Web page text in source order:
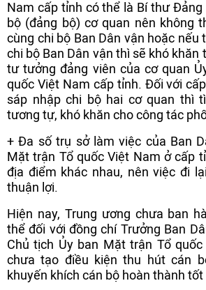
Nam cấp tỉnh có thể là Bí thư Đảng
bộ (đảng bộ) cơ quan nên không
cùng chi bộ Ban Dân vận hoặc nếu
chi bộ Ban Dân vận thì sẽ khó khăn
tư tưởng đảng viên của cơ quan
quốc Việt Nam cấp tỉnh. Đối với
sáp nhập chi bộ hai cơ quan thì
tương tự, khó khăn cho công tác
+ Đa số trụ sở làm việc của Ban
Mặt trận Tổ quốc Việt Nam ở cấp
địa điểm khác nhau, nên việc đi
thuận lợi.
Hiện nay, Trung ương chưa ban
thể đối với đồng chí Trưởng Ban
Chủ tịch Ủy ban Mặt trận Tổ
chưa tạo điều kiện thu hút cán
khuyến khích cán bộ hoàn thành